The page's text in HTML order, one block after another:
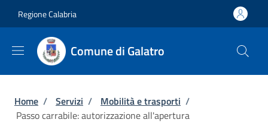
Regione Calabria
Comune di Galatro
Briciole di pane
Home / Servizi / Mobilità e trasporti /
Passo carrabile: autorizzazione all'apertura